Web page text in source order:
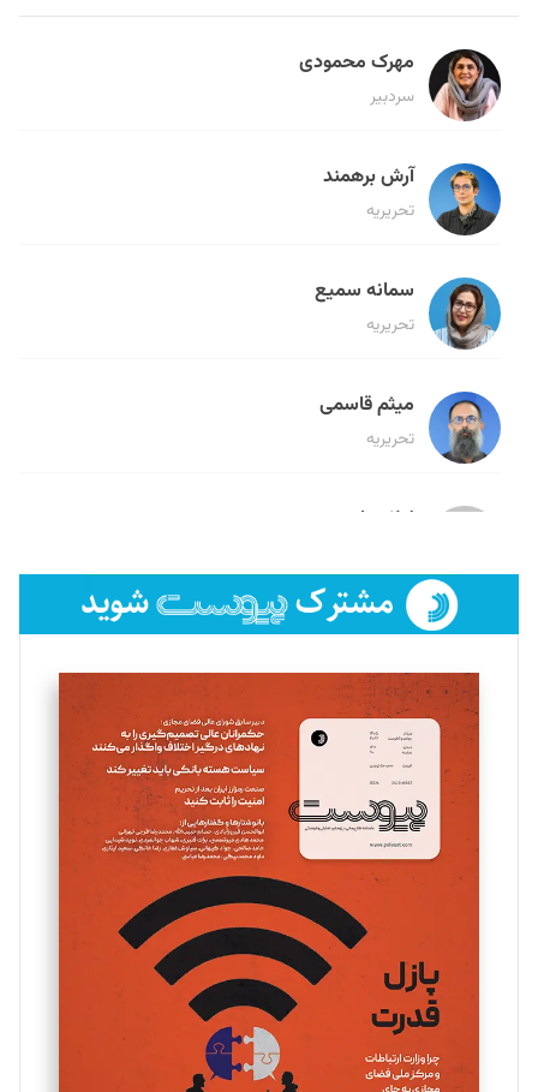
مهرک محمودی
سردبیر
آرش برهمند
تحریریه
سمانه سمیع
تحریریه
میثم قاسمی
تحریریه
لیلا حنارود
فائزه فتحی رستمی
تحریریه
سروش کرمیان
تحریریه
مینا پاکدل
یسنا امان‌پور
تحریریه